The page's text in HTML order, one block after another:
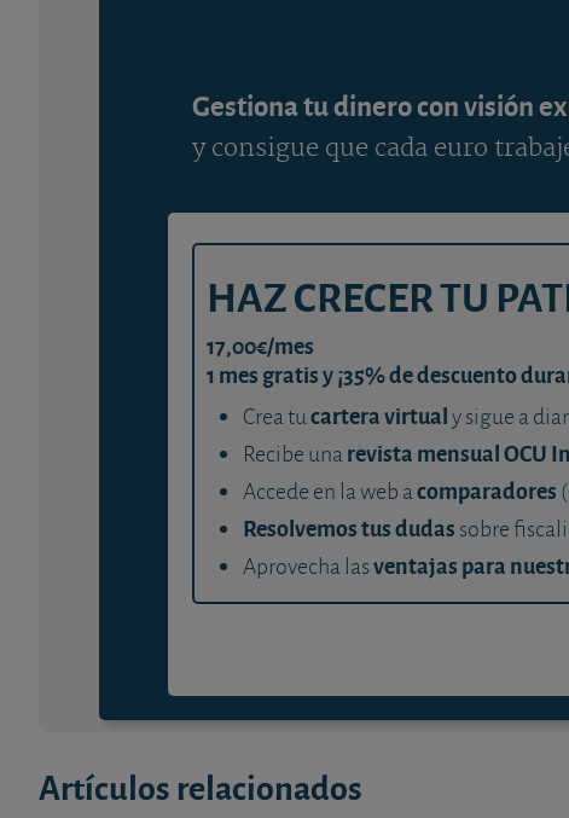
Gestiona tu dinero con visión
y consigue que cada euro
HAZ CRECER TU
17,00€/mes
1 mes gratis y ¡35% de descuento
Crea tucartera virtualy sigue a
Recibe unarevista mensual OCU
Accede en la web acomparadores
Resolvemos tus dudas sobre
Aprovecha lasventajas para
Artículos relacionados